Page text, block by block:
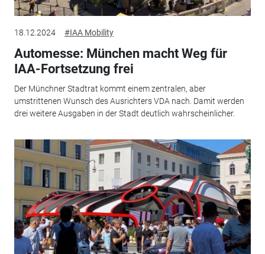
18.12.2024 #IAA Mobility
Automesse: München macht Weg für
IAA-Fortsetzung frei
Der Münchner Stadtrat kommt einem zentralen, aber
umstrittenen Wunsch des Ausrichters VDA nach. Damit werden
drei weitere Ausgaben in der Stadt deutlich wahrscheinlicher.